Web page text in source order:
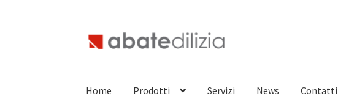
Vai
alla
Vai
al
Home Prodotti Servizi News Contatti